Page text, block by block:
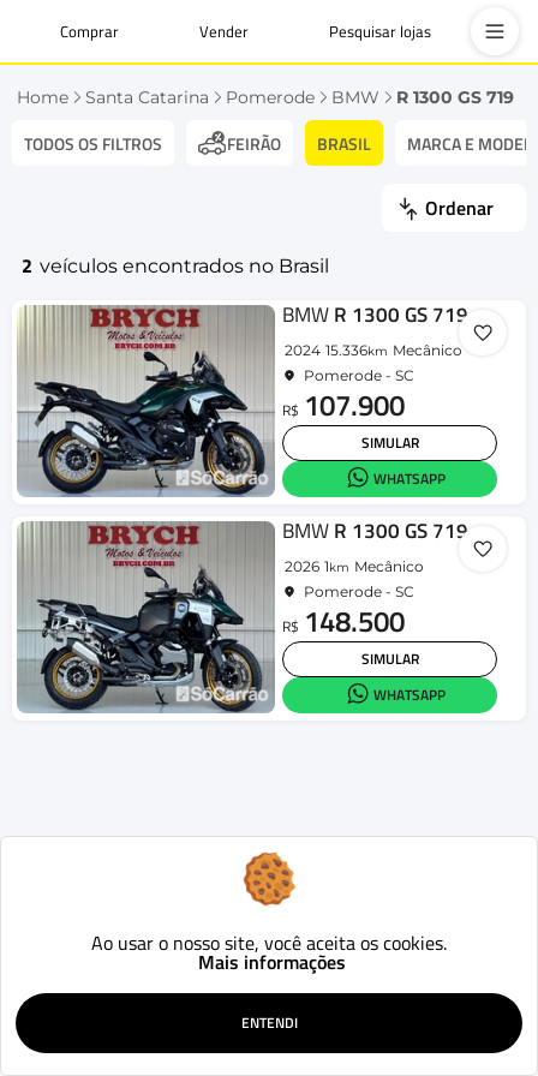
Comprar Vender Pesquisar lojas
Home Santa Catarina Pomerode BMW R 1300 GS 719
TODOS OS FILTROS FEIRÃO BRASIL MARCA E
Ordenar
2 veículos encontrados no Brasil
BMWR 1300 GS 719
2024 15.336km Mecânico
Pomerode - SC
R$ 107.900
SIMULAR
WHATSAPP
BMWR 1300 GS 719
2026 1km Mecânico
Pomerode - SC
R$ 148.500
SIMULAR
WHATSAPP
Ao usar o nosso site, você aceita os cookies.
Mais informações
ENTENDI